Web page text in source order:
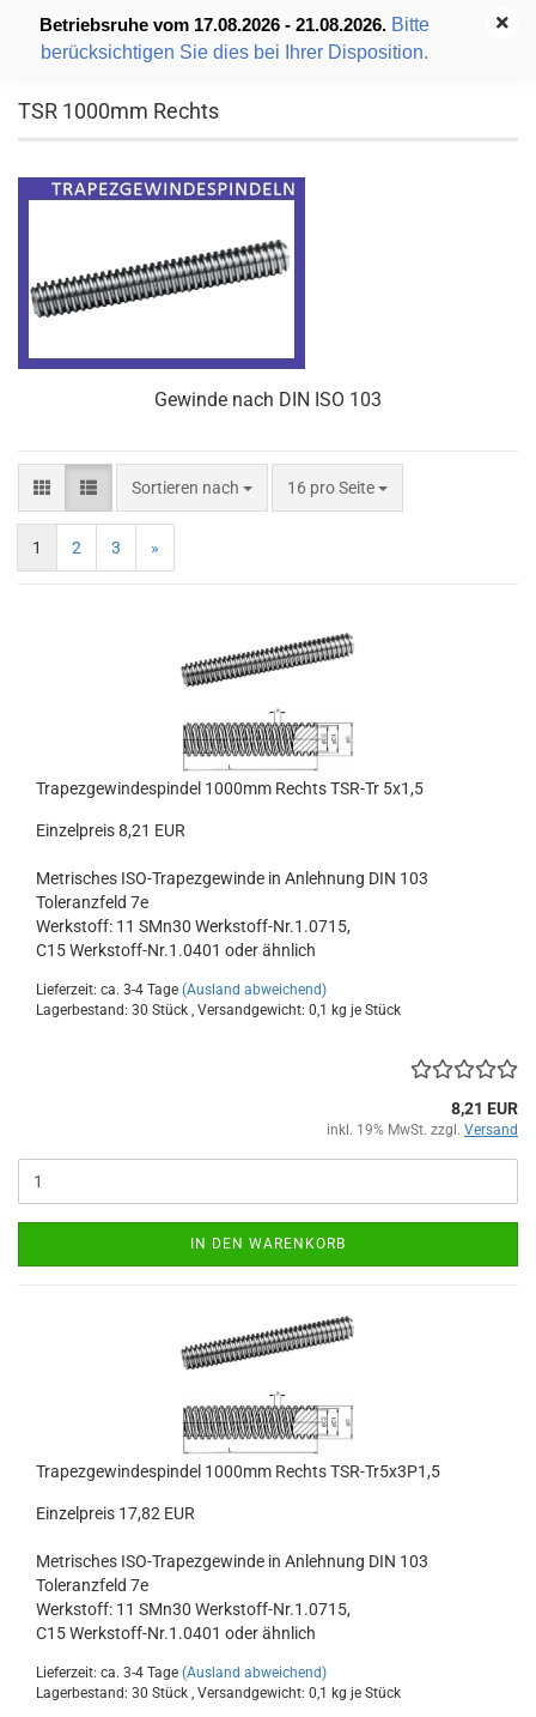
Betriebsruhe vom 17.08.2026 - 21.08.2026. Bitte
berücksichtigen Sie dies bei Ihrer Disposition.
TSR 1000mm Rechts
Gewinde nach DIN ISO 103
Sortieren nach
Sortieren nach 16 pro Seite
pro Seite
1 2 3 »
Trapezgewindespindel 1000mm Rechts TSR-Tr 5x1,5
Einzelpreis 8,21 EUR
Metrisches ISO-Trapezgewinde in Anlehnung DIN 103
Toleranzfeld 7e
Werkstoff: 11 SMn30 Werkstoff-Nr.1.0715,
C15 Werkstoff-Nr.1.0401 oder ähnlich
Lieferzeit: ca. 3-4 Tage (Ausland abweichend)
Lagerbestand: 30 Stück , Versandgewicht: 0,1 kg je Stück
8,21 EUR
inkl. 19% MwSt. zzgl. Versand
IN DEN WARENKORB
Trapezgewindespindel 1000mm Rechts TSR-Tr5x3P1,5
Einzelpreis 17,82 EUR
Metrisches ISO-Trapezgewinde in Anlehnung DIN 103
Toleranzfeld 7e
Werkstoff: 11 SMn30 Werkstoff-Nr.1.0715,
C15 Werkstoff-Nr.1.0401 oder ähnlich
Lieferzeit: ca. 3-4 Tage (Ausland abweichend)
Lagerbestand: 30 Stück , Versandgewicht: 0,1 kg je Stück